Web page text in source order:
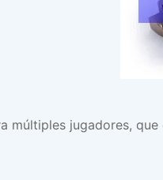
múltiples jugadores,